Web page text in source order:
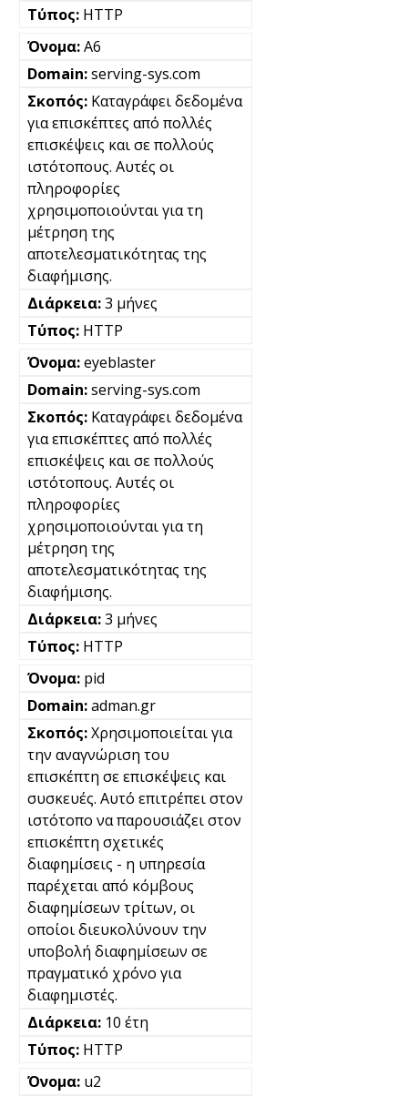
HTTP
A6
serving-sys.com
Καταγράφει δεδομένα
για επισκέπτες από πολλές
επισκέψεις και σε πολλούς
ιστότοπους. Αυτές οι
πληροφορίες
χρησιμοποιούνται για τη
μέτρηση της
αποτελεσματικότητας της
διαφήμισης.
3 μήνες
HTTP
eyeblaster
serving-sys.com
Καταγράφει δεδομένα
για επισκέπτες από πολλές
επισκέψεις και σε πολλούς
ιστότοπους. Αυτές οι
πληροφορίες
χρησιμοποιούνται για τη
μέτρηση της
αποτελεσματικότητας της
διαφήμισης.
3 μήνες
HTTP
pid
adman.gr
Χρησιμοποιείται για
την αναγνώριση του
επισκέπτη σε επισκέψεις και
συσκευές. Αυτό επιτρέπει στον
ιστότοπο να παρουσιάζει στον
επισκέπτη σχετικές
διαφημίσεις - η υπηρεσία
παρέχεται από κόμβους
διαφημίσεων τρίτων, οι
οποίοι διευκολύνουν την
υποβολή διαφημίσεων σε
πραγματικό χρόνο για
διαφημιστές.
10 έτη
HTTP
u2